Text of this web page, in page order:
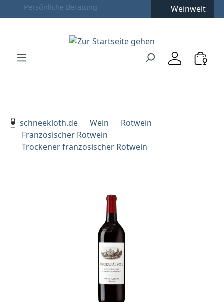
Zum Hauptinhalt springen
Zur Hauptnavigation springen
Weinwelt
schneekloth.de
Wein
Rotwein
Französischer Rotwein
Trockener französischer Rotwein
Bildergalerie überspringen